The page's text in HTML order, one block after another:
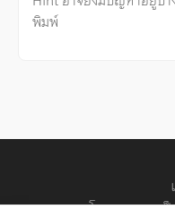
พิมพ์